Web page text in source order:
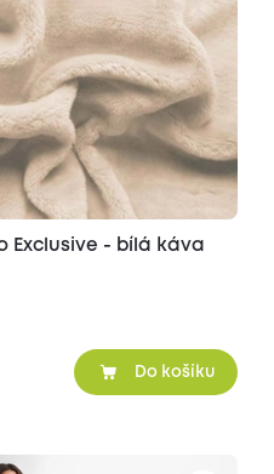
Exclusive - bílá káva
Do košíku